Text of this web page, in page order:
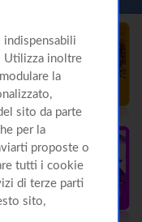
Utilizza inoltre
la
sito da parte
per la
proposte o
tutti i cookie
di terze parti
sito,
cookie"